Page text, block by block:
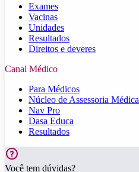
Exames
Vacinas
Unidades
Resultados
Direitos e deveres
Canal Médico
Para Médicos
Núcleo de Assessoria Médica
Nav Pro
Dasa Educa
Resultados
Você tem dúvidas?